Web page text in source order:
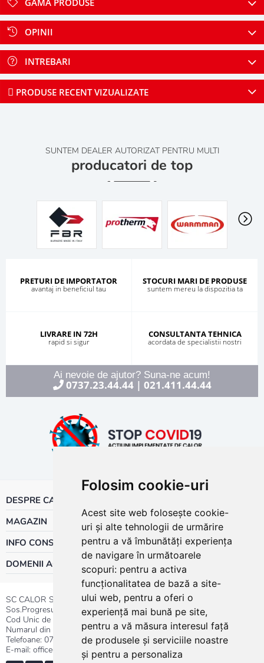
Folosim cookie-uri
Acest site web folosește cookie-
uri și alte tehnologii de urmărire
pentru a vă îmbunătăți experiența
de navigare în următoarele
scopuri: pentru a activa
funcționalitatea de bază a site-
ului web, pentru a oferi o
experiență mai bună pe site,
pentru a vă măsura interesul față
de produsele și serviciile noastre
și pentru a personaliza
OPINII
INTREBARI
PRODUSE RECENT VIZUALIZATE
SUNTEM DEALER AUTORIZAT PENTRU MULTI
producatori de top
PRETURI DE IMPORTATOR
avantaj in beneficiul tau
STOCURI MARI DE PRODUSE
suntem mereu la dispozitia ta
LIVRARE IN 72H
rapid si sigur
CONSULTANTA TEHNICA
acordata de specialistii nostri
Ai nevoie de ajutor? Suna-ne acum!
0737.23.44.44| 021.411.44.44
DESPRE CALOR
MAGAZIN
INFO CONSUMATOR
DOMENII ACTIVITATE
SC CALOR SRL
Sos.Progresului nr.30-40, Sector 5, Bucuresti
Cod Unic de Inregistrare: RO 3004724
Numarul din Registrul Comertului:J40/13176/1991
Telefoane: 0737.23.44.44|021.411.44.44
E-mail: office@calor.ro